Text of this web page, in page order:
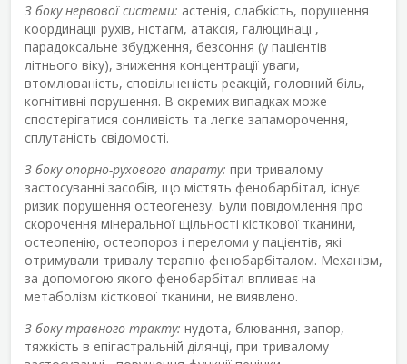
З боку нервової системи: астенія, слабкість, порушення
координації рухів, ністагм, атаксія, галюцинації,
парадоксальне збудження, безсоння (у пацієнтів
літнього віку), зниження концентрації уваги,
втомлюваність, сповільненість реакцій, головний біль,
когнітивні порушення. В окремих випадках може
спостерігатися сонливість та легке запаморочення,
сплутаність свідомості.
З боку опорно-рухового апарату: при тривалому
застосуванні засобів, що містять фенобарбітал, існує
ризик порушення остеогенезу. Були повідомлення про
скорочення мінеральної щільності кісткової тканини,
остеопенію, остеопороз і переломи у пацієнтів, які
отримували тривалу терапію фенобарбіталом. Механізм,
за допомогою якого фенобарбітал впливає на
метаболізм кісткової тканини, не виявлено.
З боку травного тракту: нудота, блювання, запор,
тяжкість в епігастральній ділянці, при тривалому